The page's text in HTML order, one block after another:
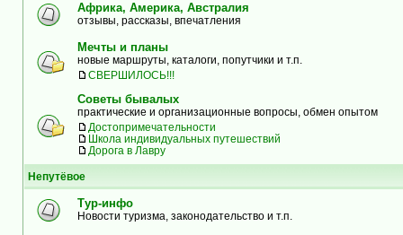
Африка, Америка, Австралия
отзывы, рассказы, впечатления
Мечты и планы
новые маршруты, каталоги, попутчики и т.п.
СВЕРШИЛОСЬ!!!
Советы бывалых
практические и организационные вопросы, обмен опытом
Достопримечательности
Школа индивидуальных путешествий
Дорога в Лавру
Непутёвое
Тур-инфо
Новости туризма, законодательство и т.п.